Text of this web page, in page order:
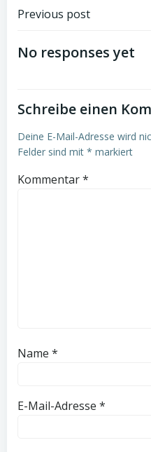
Post
navigation
Previous post
No responses yet
Schreibe einen
Deine E-Mail-Adresse wird
Felder sind mit * markiert
Kommentar*
Name *
E-Mail-Adresse *